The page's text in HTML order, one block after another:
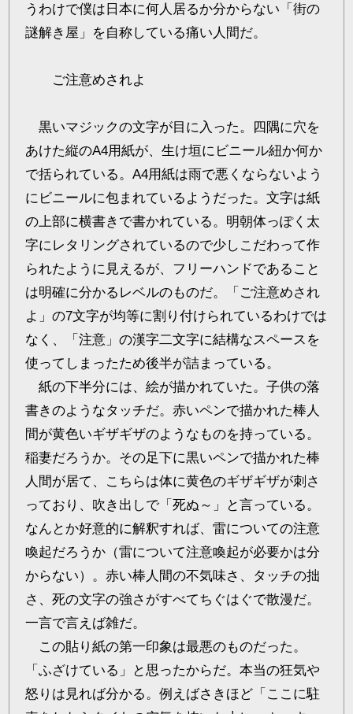
うわけで僕は日本に何人居るか分からない「街の
謎解き屋」を自称している痛い人間だ。
ご注意めされよ
黒いマジックの文字が目に入った。四隅に穴を
あけた縦のA4用紙が、生け垣にビニール紐か何か
で括られている。A4用紙は雨で悪くならないよう
にビニールに包まれているようだった。文字は紙
の上部に横書きで書かれている。明朝体っぽく太
字にレタリングされているので少しこだわって作
られたように見えるが、フリーハンドであること
は明確に分かるレベルのものだ。「ご注意めされ
よ」の7文字が均等に割り付けられているわけでは
なく、「注意」の漢字二文字に結構なスペースを
使ってしまったため後半が詰まっている。
紙の下半分には、絵が描かれていた。子供の落
書きのようなタッチだ。赤いペンで描かれた棒人
間が黄色いギザギザのようなものを持っている。
稲妻だろうか。その足下に黒いペンで描かれた棒
人間が居て、こちらは体に黄色のギザギザが刺さ
っており、吹き出しで「死ぬ～」と言っている。
なんとか好意的に解釈すれば、雷についての注意
喚起だろうか（雷について注意喚起が必要かは分
からない）。赤い棒人間の不気味さ、タッチの拙
さ、死の文字の強さがすべてちぐはぐで散漫だ。
一言で言えば雑だ。
この貼り紙の第一印象は最悪のものだった。
「ふざけている」と思ったからだ。本当の狂気や
怒りは見れば分かる。例えばさきほど「ここに駐